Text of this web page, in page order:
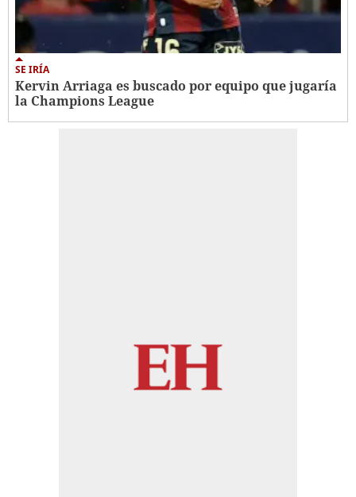
SE IRÍA
Kervin Arriaga es buscado por equipo que jugaría
la Champions League